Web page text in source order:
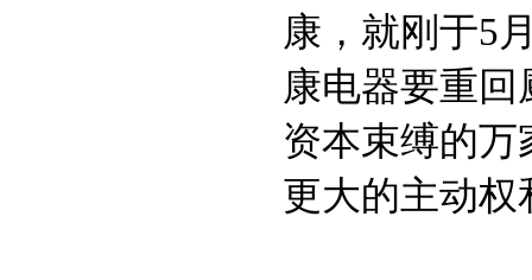
康，就刚于5
康电器要重
资本束缚的
更大的主动权